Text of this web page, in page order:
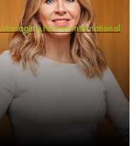
Managing Partner International